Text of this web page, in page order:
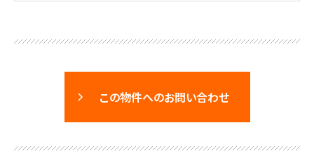
この物件へのお問い合わせ